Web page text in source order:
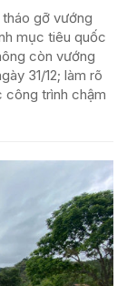
gỡ vướng
mục tiêu quốc
còn vướng
31/12; làm rõ
công trình chậm